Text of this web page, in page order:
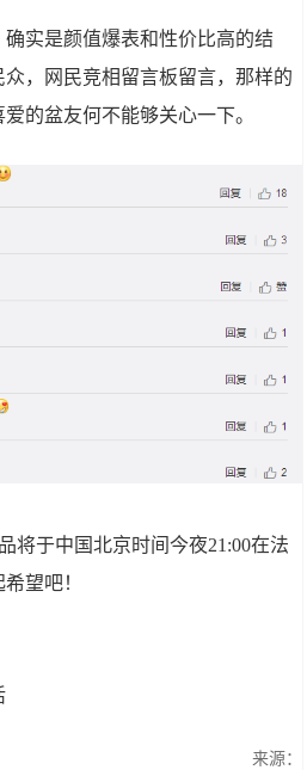
实是颜值爆表和性价比高的结
，网民竞相留言板留言，那样的
的盆友何不能够关心一下。
将于中国北京时间今夜21:00在法
望吧！
来源：